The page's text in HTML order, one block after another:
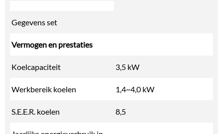
Gegevens set
Vermogen en prestaties
Koelcapaciteit 3,5 kW
Werkbereik koelen 1,4~4,0 kW
S.E.E.R. koelen 8,5